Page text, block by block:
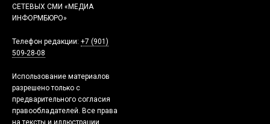
СЕТЕВЫХ СМИ «МЕДИА
ИНФОРМБЮРО»
Телефон редакции: +7 (901)
509-28-08
Использование материалов
разрешено только с
предварительного согласия
правообладателей. Все права
на тексты и иллюстрации